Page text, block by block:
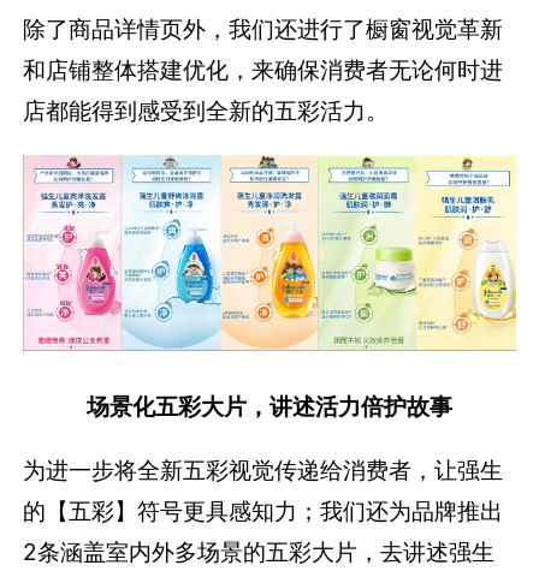
除了商品详情页外，我们还进行了橱窗视觉革新
和店铺整体搭建优化，来确保消费者无论何时进
店都能得到感受到全新的五彩活力。
场景化五彩大片 ，讲述活力倍护故事
为进一步将全新五彩视觉传递给消费者，让强生
的【五彩】符号更具感知力；我们还为品牌推出
2条涵盖室内外多场景的五彩大片，去讲述强生